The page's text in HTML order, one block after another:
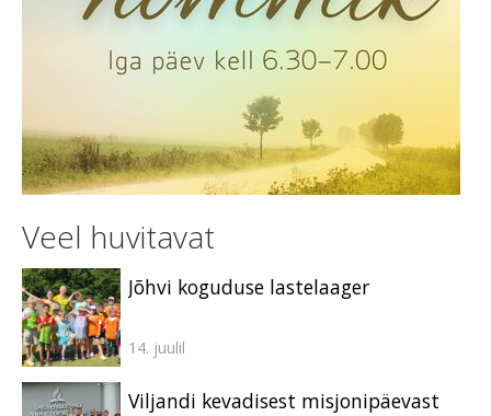
Veel huvitavat
Jõhvi koguduse lastelaager
14. juulil
Viljandi kevadisest misjonipäevast